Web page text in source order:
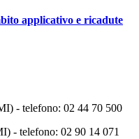
applicativo e ricadute
- telefono: 02 44 70 500
- telefono: 02 90 14 071